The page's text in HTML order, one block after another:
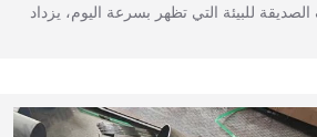
للبيئة التي تظهر بسرعة اليوم، يزداد